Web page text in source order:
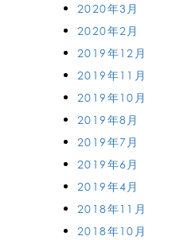
2020年3月
2020年2月
2019年12月
2019年11月
2019年10月
2019年8月
2019年7月
2019年6月
2019年4月
2018年11月
2018年10月